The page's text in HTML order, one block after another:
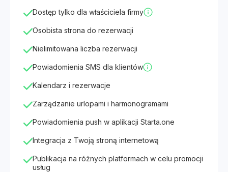
Dostęp tylko dla właściciela firmy
Osobista strona do rezerwacji
Nielimitowana liczba rezerwacji
Powiadomienia SMS dla klientów
Kalendarz i rezerwacje
Zarządzanie urlopami i harmonogramami
Powiadomienia push w aplikacji Starta.one
Integracja z Twoją stroną internetową
Publikacja na różnych platformach w celu promocji
usług